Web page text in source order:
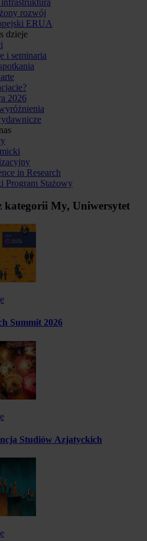
rozwój
ERUA
dzieje
i seminaria
2026
in Research
Program Stażowy
kategorii My, Uniwersytet
Summit 2026
Studiów Azjatyckich